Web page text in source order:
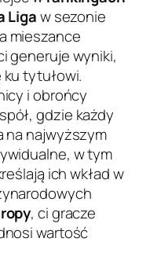
Ligaw sezonie
mieszance
generuje wyniki,
tytułowi.
i obrońcy
gdzie każdy
na najwyższym
w tym
ich wkład w
, ci gracze
wartość